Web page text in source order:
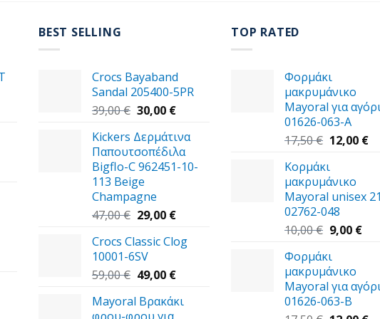
€.
BEST SELLING
Crocs Bayaband
Sandal 205400-5PR
39,00€ Original
was:
39,00 €.
30,00 €Η
τιμή
είναι:
30,00 €.
Kickers Δερμάτινα
Παπουτσοπέδιλα
Bigflo-C 962451-10-
113 Beige
Champagne
47,00€ Original
was:
47,00 €.
29,00 €Η
τιμή
29,00 €.
Crocs Classic Clog
10001-6SV
59,00€ Original
was:
49,00 €Η
τιμή
Mayoral Βρακάκι
φρου-φρου για
TOP RATED
Φορμάκι
μακρυμάνικο
Mayoral για
01626-063-Α
17,50€ Original
was:
17,50 €.
12,00 €Η
Κορμάκι
μακρυμάνικο
Mayoral unisex
02762-048
10,00€ Original
was:
10,00 €.
9,00 €Η
Φορμάκι
μακρυμάνικο
Mayoral για
01626-063-Β